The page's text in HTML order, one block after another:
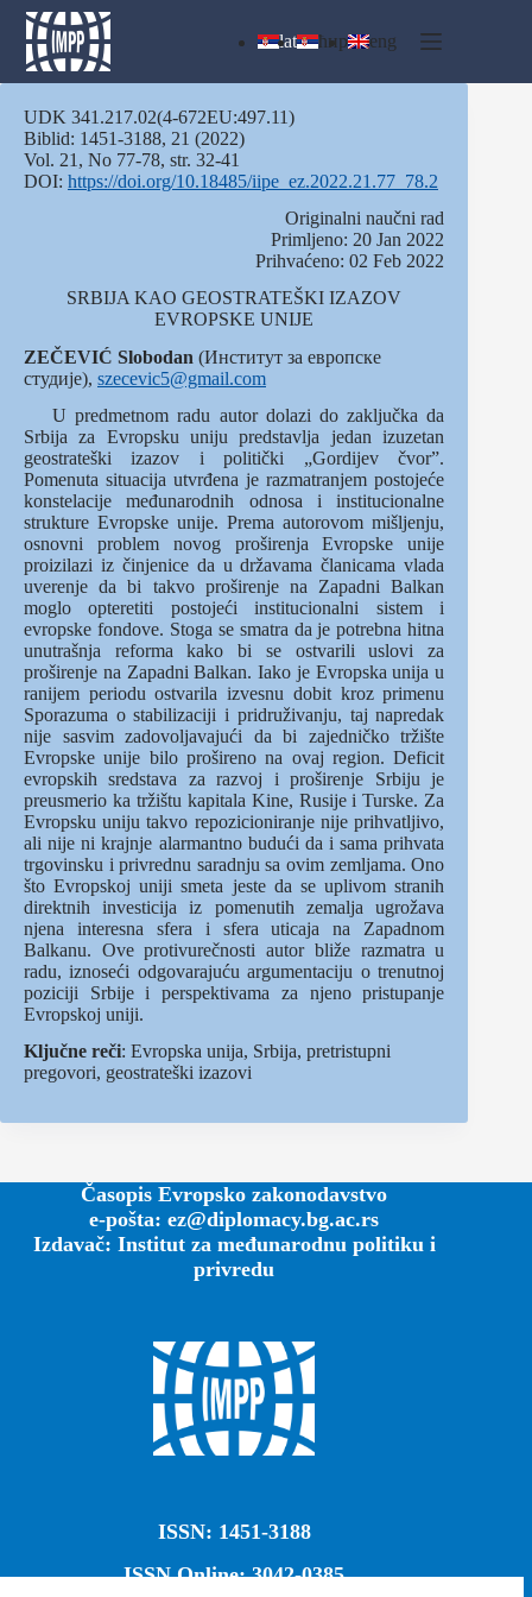
Skip
content
lat ћир eng
UDK 341.217.02(4-672EU:497.11)
Biblid: 1451-3188, 21 (2022)
Vol. 21, No 77-78, str. 32-41
DOI: https://doi.org/10.18485/iipe_ez.2022.21.77_78.2
Originalni naučni rad
Primljeno: 20 Jan 2022
Prihvaćeno: 02 Feb 2022
SRBIJA KAO GEOSTRATEŠKI IZAZOV
EVROPSKE UNIJE
ZEČEVIĆ Slobodan (Институт за европске
студије), szecevic5@gmail.com
U predmetnom radu autor dolazi do zaključka da
Srbija za Evropsku uniju predstavlja jedan izuzetan
geostrateški izazov i politički „Gordijev čvor”.
Pomenuta situacija utvrđena je razmatranjem postojeće
konstelacije međunarodnih odnosa i institucionalne
strukture Evropske unije. Prema autorovom mišljenju,
osnovni problem novog proširenja Evropske unije
proizilazi iz činjenice da u državama članicama vlada
uverenje da bi takvo proširenje na Zapadni Balkan
moglo opteretiti postojeći institucionalni sistem i
evropske fondove. Stoga se smatra da je potrebna hitna
unutrašnja reforma kako bi se ostvarili uslovi za
proširenje na Zapadni Balkan. Iako je Evropska unija u
ranijem periodu ostvarila izvesnu dobit kroz primenu
Sporazuma o stabilizaciji i pridruživanju, taj napredak
nije sasvim zadovoljavajući da bi zajedničko tržište
Evropske unije bilo prošireno na ovaj region. Deficit
evropskih sredstava za razvoj i proširenje Srbiju je
preusmerio ka tržištu kapitala Kine, Rusije i Turske. Za
Evropsku uniju takvo repozicioniranje nije prihvatljivo,
ali nije ni krajnje alarmantno budući da i sama prihvata
trgovinsku i privrednu saradnju sa ovim zemljama. Ono
što Evropskoj uniji smeta jeste da se uplivom stranih
direktnih investicija iz pomenutih zemalja ugrožava
njena interesna sfera i sfera uticaja na Zapadnom
Balkanu. Ove protivurečnosti autor bliže razmatra u
radu, iznoseći odgovarajuću argumentaciju o trenutnoj
poziciji Srbije i perspektivama za njeno pristupanje
Evropskoj uniji.
Ključne reči: Evropska unija, Srbija, pretristupni
pregovori, geostrateški izazovi
Časopis Evropsko zakonodavstvo
e-pošta: ez@diplomacy.bg.ac.rs
Izdavač: Institut za međunarodnu politiku i
privredu
ISSN: 1451-3188
ISSN Online: 3042-0385